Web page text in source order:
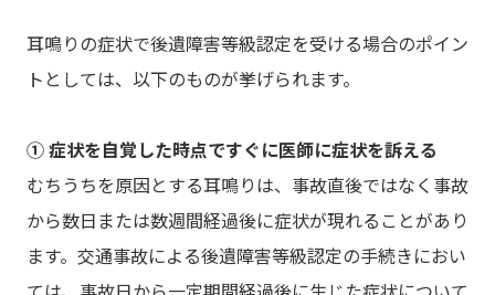
耳鳴りの症状で後遺障害等級認定を受ける場合のポイン
トとしては、以下のものが挙げられます。
① 症状を自覚した時点ですぐに医師に症状を訴える
むちうちを原因とする耳鳴りは、事故直後ではなく事故
から数日または数週間経過後に症状が現れることがあり
ます。交通事故による後遺障害等級認定の手続きにおい